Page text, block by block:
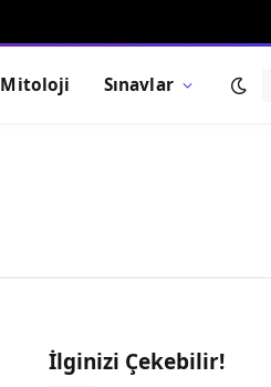
Mitoloji Sınavlar
İlginizi Çekebilir!